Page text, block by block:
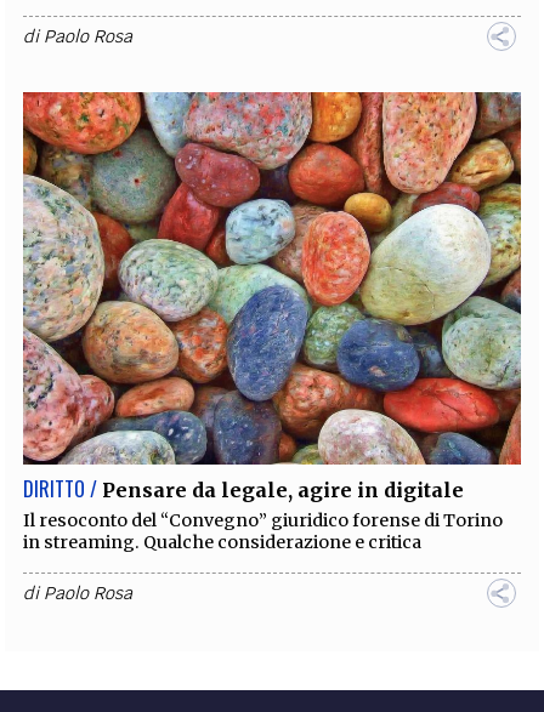
diPaolo Rosa
DIRITTO / Pensare da legale, agire in digitale
Il resoconto del “Convegno” giuridico forense di Torino
in streaming. Qualche considerazione e critica
diPaolo Rosa
nelle casse di previdenza